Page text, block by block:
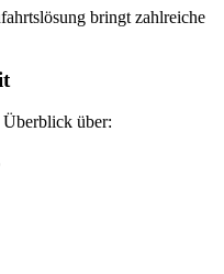
bringt zahlreiche
Überblick über: